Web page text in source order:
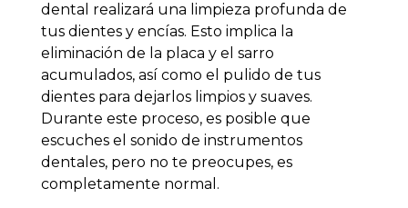
dental realizará una limpieza profunda de
tus dientes y encías. Esto implica la
eliminación de la placa y el sarro
acumulados, así como el pulido de tus
dientes para dejarlos limpios y suaves.
Durante este proceso, es posible que
escuches el sonido de instrumentos
dentales, pero no te preocupes, es
completamente normal.